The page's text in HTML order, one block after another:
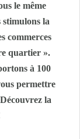
le même
stimulons la
commerces
quartier ».
à 100
permettre
la